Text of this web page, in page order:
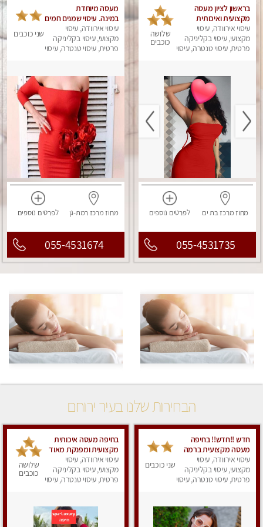
בראשון לציון מעסה
מקצועית ואיכותית
פרטי!!! ללא מין !!
עיסוי אירוודה, עיסוי
מקצועי, עיסוי בקליניקה
פרטית, עיסוי טנטרה, עיסוי
שלושה
כוכבים
מחוז מרכזבת ים לפרטים נוספים
055-4531735
מעסה מיוחדת
במינה. עיסוי שמנים חמים
עיסוי אירוודה, עיסוי
מקצועי, עיסוי בקליניקה
פרטית, עיסוי טנטרה, עיסוי
שני כוכבים
מחוז מרכז רמת-גן לפרטים נוספים
055-4531674
הבחירות שלנו בעיר ירוחם
חדש !!חדש!! בחיפה
מעסה מקצועית ברמה
גבוה
עיסוי אירוודה, עיסוי
מקצועי, עיסוי בקליניקה
פרטית, עיסוי טנטרה, עיסוי
שני כוכבים
בחיפה מעסה איכותית
מקצועית ומפנקת מאוד
עיסוי אירוודה, עיסוי
מקצועי, עיסוי בקליניקה
פרטית, עיסוי טנטרה, עיסוי
שלושה
כוכבים